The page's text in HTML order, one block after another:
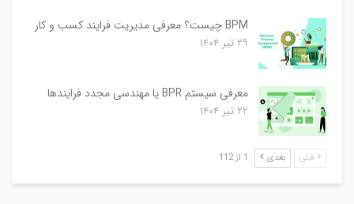
BPM چیست؟ معرفی مدیریت فرایند کسب و کار
۲۹ تیر ۱۴۰۴
معرفی سیستم BPR یا مهندسی مجدد فرایندها
۲۲ تیر ۱۴۰۴
قبلی بعدی 1 از 112